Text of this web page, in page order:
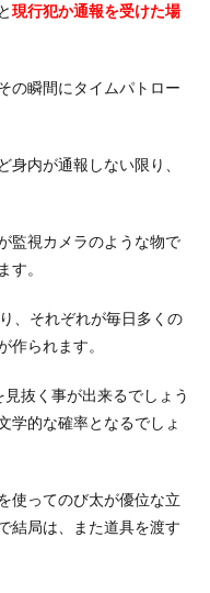
現行犯か通報を受けた場
の瞬間にタイムパトロー
内が通報しない限り、
監視カメラのような物で
す。
、それぞれが毎日多くの
作られます。
抜く事が出来るでしょう
学的な確率となるでしょ
使ってのび太が優位な立
結局は、また道具を渡す